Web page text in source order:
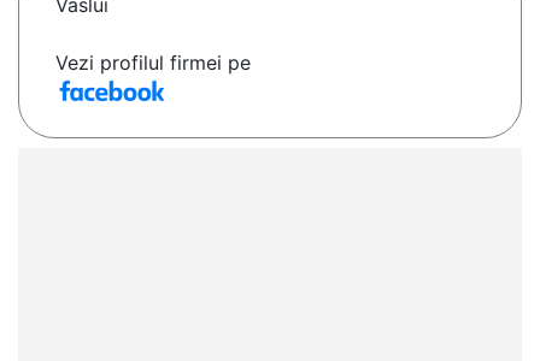
Vaslui
Vezi profilul firmei pe